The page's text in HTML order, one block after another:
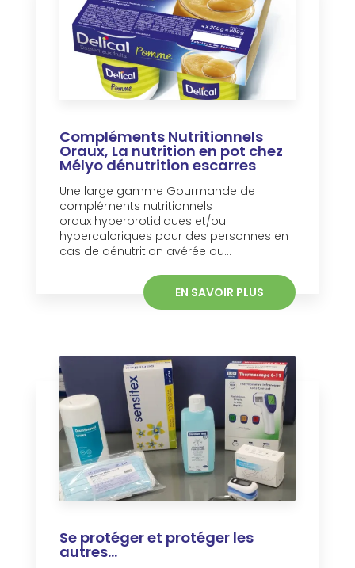
Compléments Nutritionnels
Oraux, La nutrition en pot chez
Mélyo dénutrition escarres
Une large gamme Gourmande de
compléments nutritionnels
oraux hyperprotidiques et/ou
hypercaloriques pour des personnes en
cas de dénutrition avérée ou...
EN SAVOIR PLUS
Se protéger et protéger les
autres...